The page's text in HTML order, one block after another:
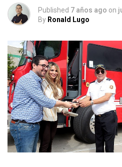
Published 7 años ago on
By Ronald Lugo